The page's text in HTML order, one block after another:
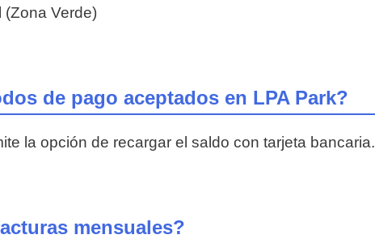
Verde)
de pago aceptados en LPA Park?
la opción de recargar el saldo con tarjeta bancaria.
mensuales?